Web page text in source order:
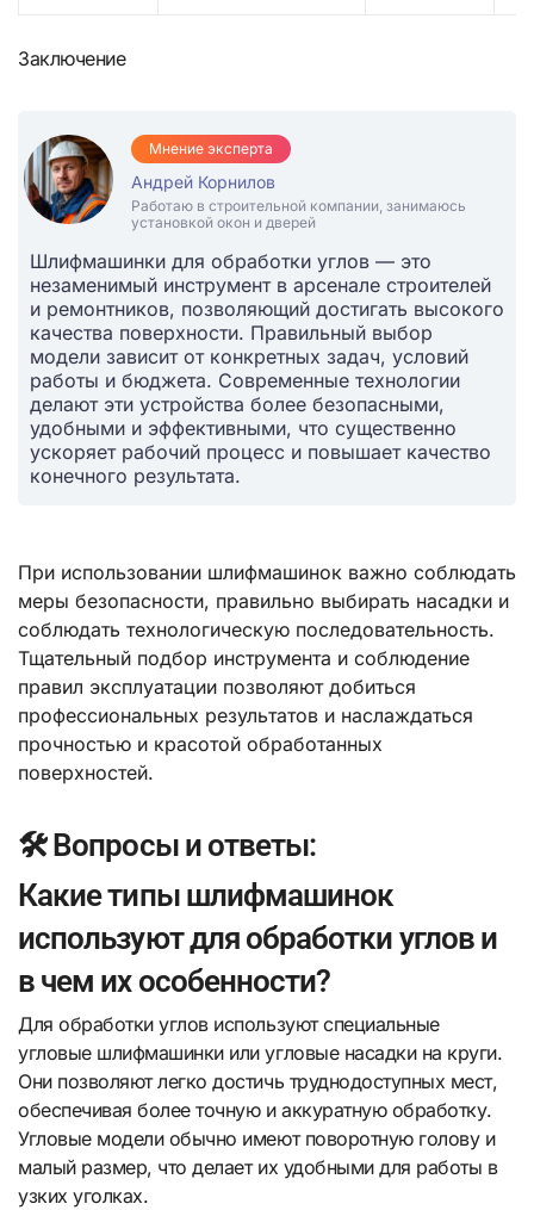
Заключение
Мнение эксперта
Андрей Корнилов
Работаю в строительной компании, занимаюсь
установкой окон и дверей
Шлифмашинки для обработки углов — это
незаменимый инструмент в арсенале строителей
и ремонтников, позволяющий достигать высокого
качества поверхности. Правильный выбор
модели зависит от конкретных задач, условий
работы и бюджета. Современные технологии
делают эти устройства более безопасными,
удобными и эффективными, что существенно
ускоряет рабочий процесс и повышает качество
конечного результата.
При использовании шлифмашинок важно соблюдать
меры безопасности, правильно выбирать насадки и
соблюдать технологическую последовательность.
Тщательный подбор инструмента и соблюдение
правил эксплуатации позволяют добиться
профессиональных результатов и наслаждаться
прочностью и красотой обработанных
поверхностей.
🛠️ Вопросы и ответы:
Какие типы шлифмашинок
используют для обработки углов и
в чем их особенности?
Для обработки углов используют специальные
угловые шлифмашинки или угловые насадки на круги.
Они позволяют легко достичь труднодоступных мест,
обеспечивая более точную и аккуратную обработку.
Угловые модели обычно имеют поворотную голову и
малый размер, что делает их удобными для работы в
узких уголках.